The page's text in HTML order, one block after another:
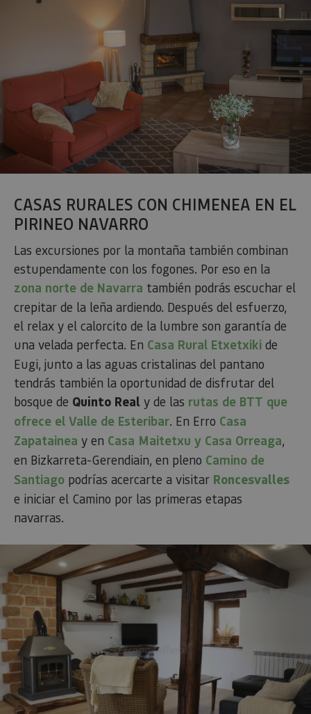
CASAS RURALES CON CHIMENEA EN EL
PIRINEO NAVARRO
Las excursiones por la montaña también combinan
estupendamente con los fogones. Por eso en la
zona norte de Navarra también podrás escuchar el
crepitar de la leña ardiendo. Después del esfuerzo,
el relax y el calorcito de la lumbre son garantía de
una velada perfecta. En Casa Rural Etxetxiki de
Eugi, junto a las aguas cristalinas del pantano
tendrás también la oportunidad de disfrutar del
bosque de Quinto Real y de las rutas de BTT que
ofrece el Valle de Esteribar. En Erro Casa
Zapatainea y en Casa Maitetxu y Casa Orreaga,
en Bizkarreta-Gerendiain, en pleno Camino de
Santiago podrías acercarte a visitar Roncesvalles
e iniciar el Camino por las primeras etapas
navarras.